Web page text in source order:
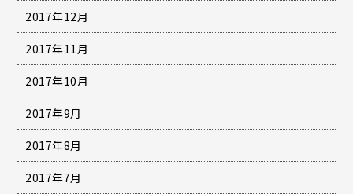
2017年12月
2017年11月
2017年10月
2017年9月
2017年8月
2017年7月